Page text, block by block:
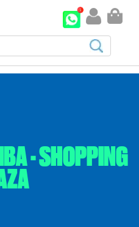
- SHOPPING